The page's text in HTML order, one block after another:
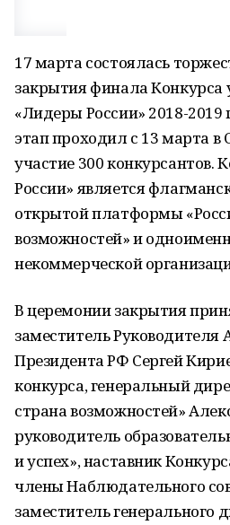
17 марта состоялась
закрытия финала Конкурса
«Лидеры России» 2018-
этап проходил с 13 марта в
участие 300 конкурсантов.
России» является
открытой платформы
возможностей» и
некоммерческой
В церемонии закрытия
заместитель
Президента РФ Сергей
конкурса, генеральный
страна возможностей»
руководитель
и успех», наставник
члены Наблюдательного
заместитель генерального